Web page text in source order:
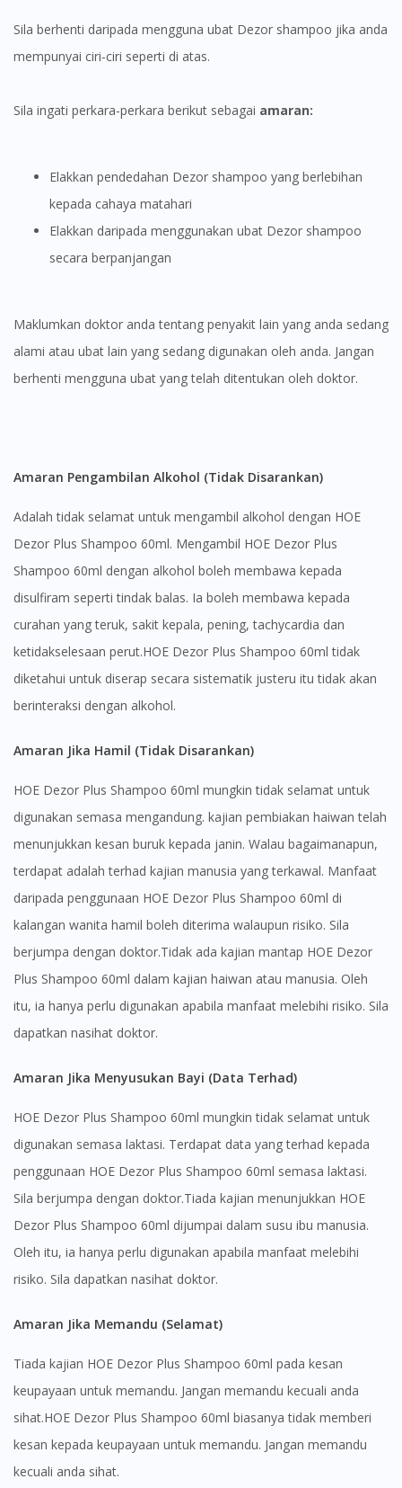
Visit DoctorOnCall Singapore
You seem to be shopping from Singapore
You are currently on DoctorOnCall.com.my, our Malaysian
site.
To serve you better, would you like to head over to
DoctorOnCall Singapore
Continue to DoctorOnCall Singapore
Sila berhenti daripada mengguna ubat Dezor shampoo jika anda
mempunyai ciri-ciri seperti di atas.
Sila ingati perkara-perkara berikut sebagai amaran:
Elakkan pendedahan Dezor shampoo yang berlebihan
kepada cahaya matahari
Elakkan daripada menggunakan ubat Dezor shampoo
secara berpanjangan
Maklumkan doktor anda tentang penyakit lain yang anda sedang
alami atau ubat lain yang sedang digunakan oleh anda. Jangan
berhenti mengguna ubat yang telah ditentukan oleh doktor.
Amaran Pengambilan Alkohol (Tidak Disarankan)
Adalah tidak selamat untuk mengambil alkohol dengan HOE
Dezor Plus Shampoo 60ml. Mengambil HOE Dezor Plus
Shampoo 60ml dengan alkohol boleh membawa kepada
disulfiram seperti tindak balas. Ia boleh membawa kepada
curahan yang teruk, sakit kepala, pening, tachycardia dan
ketidakselesaan perut.HOE Dezor Plus Shampoo 60ml tidak
diketahui untuk diserap secara sistematik justeru itu tidak akan
berinteraksi dengan alkohol.
Amaran Jika Hamil (Tidak Disarankan)
HOE Dezor Plus Shampoo 60ml mungkin tidak selamat untuk
digunakan semasa mengandung. kajian pembiakan haiwan telah
menunjukkan kesan buruk kepada janin. Walau bagaimanapun,
terdapat adalah terhad kajian manusia yang terkawal. Manfaat
daripada penggunaan HOE Dezor Plus Shampoo 60ml di
kalangan wanita hamil boleh diterima walaupun risiko. Sila
berjumpa dengan doktor.Tidak ada kajian mantap HOE Dezor
Plus Shampoo 60ml dalam kajian haiwan atau manusia. Oleh
itu, ia hanya perlu digunakan apabila manfaat melebihi risiko. Sila
dapatkan nasihat doktor.
Amaran Jika Menyusukan Bayi (Data Terhad)
HOE Dezor Plus Shampoo 60ml mungkin tidak selamat untuk
digunakan semasa laktasi. Terdapat data yang terhad kepada
penggunaan HOE Dezor Plus Shampoo 60ml semasa laktasi.
Sila berjumpa dengan doktor.Tiada kajian menunjukkan HOE
Dezor Plus Shampoo 60ml dijumpai dalam susu ibu manusia.
Oleh itu, ia hanya perlu digunakan apabila manfaat melebihi
risiko. Sila dapatkan nasihat doktor.
Amaran Jika Memandu (Selamat)
Tiada kajian HOE Dezor Plus Shampoo 60ml pada kesan
keupayaan untuk memandu. Jangan memandu kecuali anda
sihat.HOE Dezor Plus Shampoo 60ml biasanya tidak memberi
kesan kepada keupayaan untuk memandu. Jangan memandu
kecuali anda sihat.